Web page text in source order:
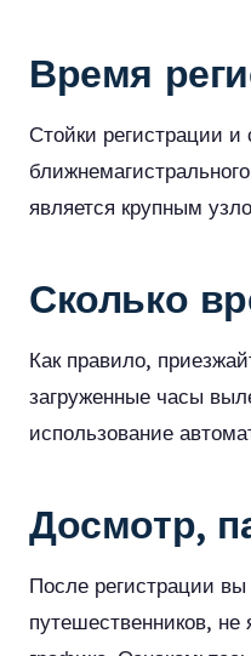
Время
Стойки регистрации
является крупным
Сколько
Как правило,
загруженные часы
использование
Досмотр,
После регистрации
путешественников,